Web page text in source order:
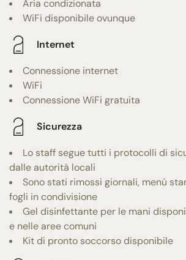
Aria condizionata
WiFi disponibile ovunque
Internet
Connessione internet
WiFi
Connessione WiFi gratuita
Sicurezza
Lo staff segue tutti i protocolli di
dalle autorità locali
Sono stati rimossi giornali, menù
fogli in condivisione
Gel disinfettante per le mani
e nelle aree comuni
Kit di pronto soccorso disponibile